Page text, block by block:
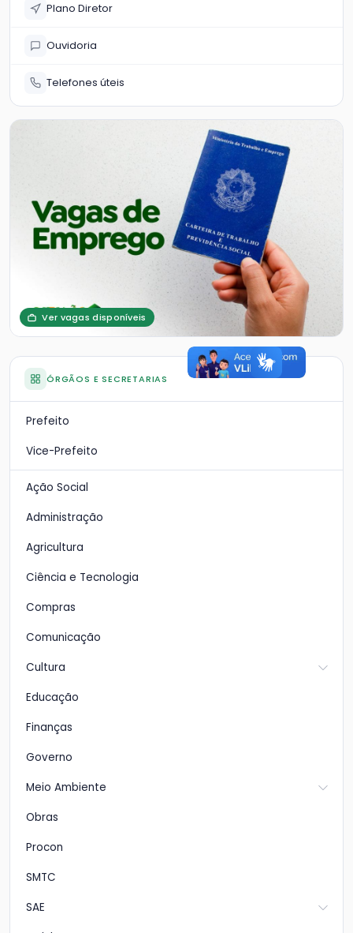
Plano Diretor
Ouvidoria
Telefones úteis
Ver vagas disponíveis
ÓRGÃOS E SECRETARIAS
Prefeito
Vice-Prefeito
Ação Social
Administração
Agricultura
Ciência e Tecnologia
Compras
Comunicação
Cultura
Educação
Finanças
Governo
Meio Ambiente
Obras
Procon
SMTC
SAE